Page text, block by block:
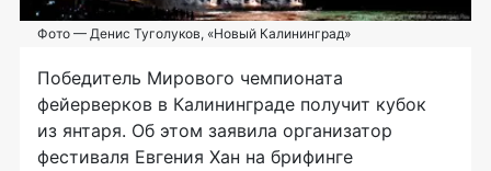
Фото — Денис Туголуков, «Новый Калининград»
Победитель Мирового чемпионата
фейерверков в Калининграде получит кубок
из янтаря. Об этом заявила организатор
фестиваля Евгения Хан на брифинге